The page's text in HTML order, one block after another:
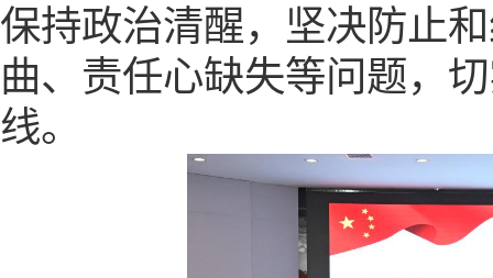
保持政治清醒，坚决防止
曲、责任心缺失等问题，
线。